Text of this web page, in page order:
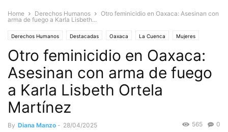
Home Derechos Humanos
Otro feminicidio en Oaxaca: Asesinan con
arma de fuego a Karla Lisbeth...
Derechos Humanos Destacadas Oaxaca La Cuenca Mujeres
Violencia contra las mujeres
Otro feminicidio en Oaxaca:
Asesinan con arma de fuego
a Karla Lisbeth Ortela
Martínez
By Diana Manzo - 28/04/2025 0
565